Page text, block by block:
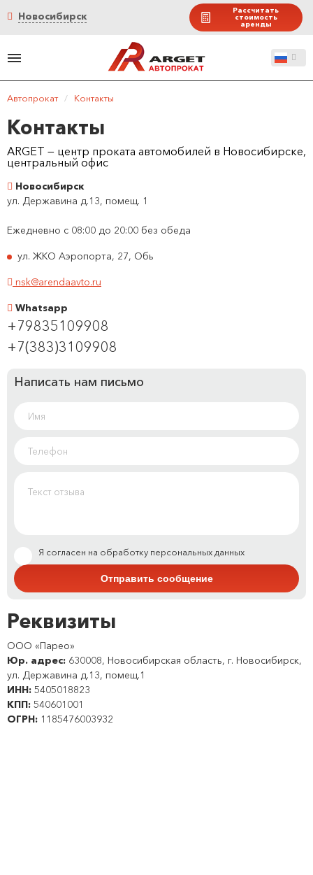
Новосибирск Рассчитать
стоимость
аренды
Автопрокат / Контакты
Контакты
ARGET — центр проката автомобилей в Новосибирске,
центральный офис
Новосибирск
ул. Державина д.13, помещ. 1
Ежедневно с 08:00 до 20:00 без обеда
ул. ЖКО Аэропорта, 27, Обь
nsk@arendaavto.ru
Whatsapp
+79835109908
+7(383)3109908
Написать нам письмо
Я согласен на обработку персональных данных
Реквизиты
ООО «Парео»
Юр. адрес: 630008, Новосибирская область, г. Новосибирск,
ул. Державина д.13, помещ.1
ИНН: 5405018823
КПП: 540601001
ОГРН: 1185476003932